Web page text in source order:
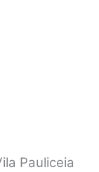
Pauliceia